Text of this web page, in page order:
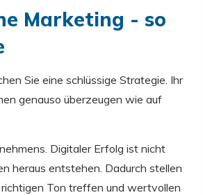
Marketing - so
Sie eine schlüssige Strategie. Ihr
genauso überzeugen wie auf
Digitaler Erfolg ist nicht
heraus entstehen. Dadurch stellen
Ton treffen und wertvollen